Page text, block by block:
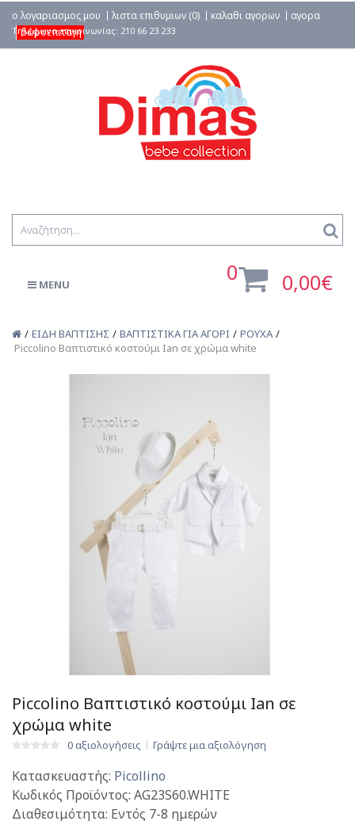
ο λογαριασμος μου λιστα επιθυμιων (0) καλαθι αγορων
αγορα
δωροεπιταγη
0 0,00€
MENU
ΕΙΔΗ ΒΑΠΤΙΣΗΣ ΒΑΠΤΙΣΤΙΚΑ ΓΙΑ ΑΓΟΡΙ
ΡΟΥΧΑ
Piccolino Βαπτιστικό κοστούμι Ian σε χρώμα white
Piccolino Βαπτιστικό κοστούμι Ian σε
χρώμα white
0 αξιολογήσεις Γράψτε μια αξιολόγηση
Κατασκευαστής: Picollino
Κωδικός Προϊόντος: AG23S60.WHITE
Διαθεσιμότητα: Εντός 7-8 ημερών